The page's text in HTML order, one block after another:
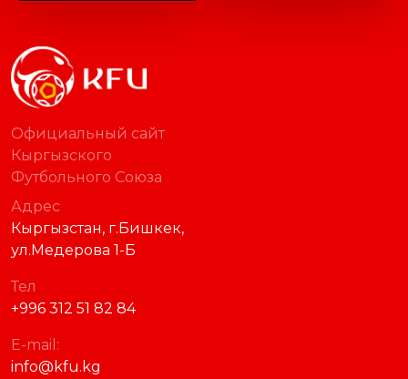
Официальный сайт
Кыргызского
Футбольного Союза
Адрес
Кыргызстан, г.Бишкек,
ул.Медерова 1-Б
Тел
+996 312 51 82 84
E-mail:
info@kfu.kg